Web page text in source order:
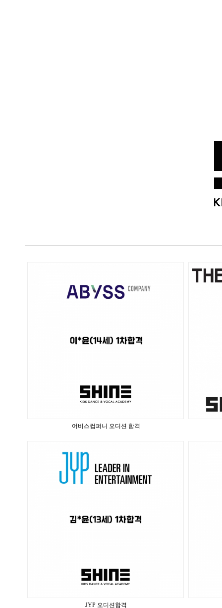
어비스컴퍼니 오디션 합격
JYP 오디션합격